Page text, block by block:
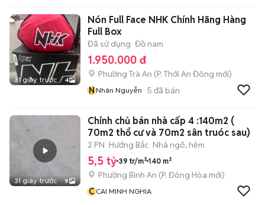
31 giây trước 4
Nón Full Face NHK Chính Hãng Hàng
Full Box
Đã sử dụng Đồ nam
1.950.000 đ
Phường Trà An (P. Thới An Đông mới)
NNhân Nguyễn 5 đã bán
31 giây trước 9
Chinh chủ bán nhà cấp 4 :140m2 (
70m2 thổ cư và 70m2 sân truóc sau)
2 PN Hướng Bắc Nhà ngõ, hẻm
5,5 tỷ 39 tr/m² 140 m²
Phường Bình An (P. Đông Hòa mới)
CCAI MINH NGHIA